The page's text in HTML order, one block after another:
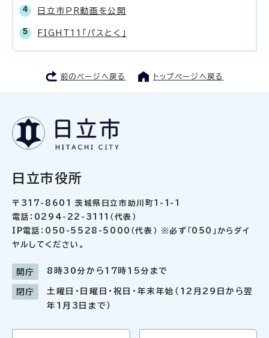
日立市PR動画を公開
FIGHT11「パスとく」
前のページへ戻る トップページへ戻る
日立市役所
〒317-8601 茨城県日立市助川町1-1-1
電話：0294-22-3111（代表）
IP電話：050-5528-5000（代表） ※必ず「050」からダイ
ヤルしてください。
開庁 8時30分から17時15分まで
閉庁
土曜日・日曜日・祝日・年末年始（12月29日から翌
年1月3日まで）